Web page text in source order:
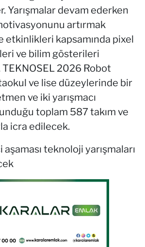
Yarışmalar devam ederken
artırmak
etkinlikleri kapsamında pixel
ve bilim gösterileri
2026 Robot
ve lise düzeylerinde bir
ve iki yarışmacı
toplam 587 takım ve
icra edilecek.
teknoloji yarışmaları